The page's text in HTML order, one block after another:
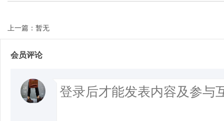
上一篇：暂无
会员评论